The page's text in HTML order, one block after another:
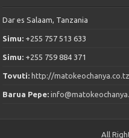
Dar es Salaam, Tanzania
Simu: +255 757 513 633
Simu: +255 759 884 371
Tovuti: http://matokeochanya.co.tz
Barua Pepe:
All